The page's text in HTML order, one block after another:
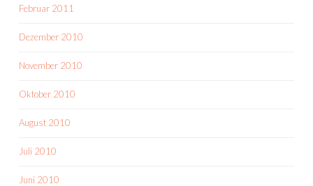
Februar 2011
Dezember 2010
November 2010
Oktober 2010
August 2010
Juli 2010
Juni 2010